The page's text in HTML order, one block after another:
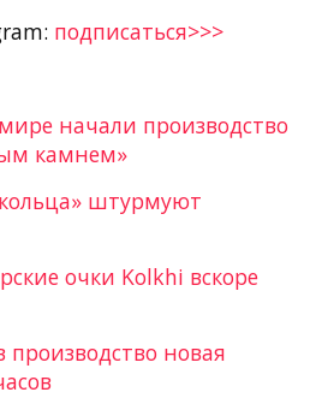
подписаться>>>
начали производство
камнем»
штурмуют
очки Kolkhi вскоре
новая